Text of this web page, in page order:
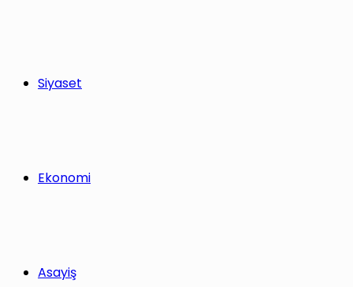
Siyaset
Ekonomi
Asayiş